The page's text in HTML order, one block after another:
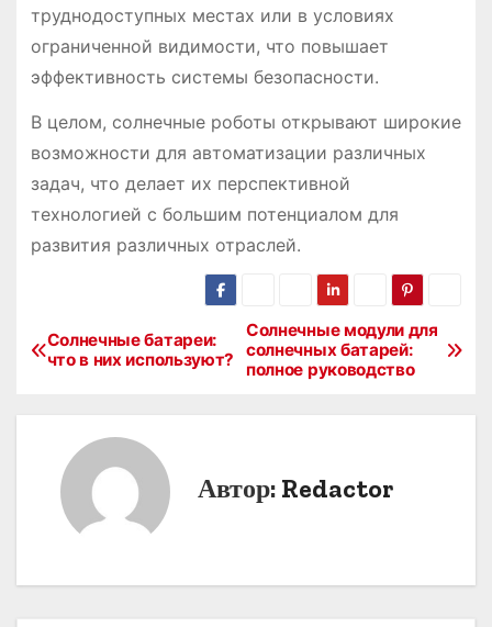
труднодоступных местах или в условиях
ограниченной видимости, что повышает
эффективность системы безопасности.
В целом, солнечные роботы открывают широкие
возможности для автоматизации различных
задач, что делает их перспективной
технологией с большим потенциалом для
развития различных отраслей.
Н
Солнечные модули для
солнечных батарей:
полное руководство
Солнечные батареи:
что в них используют?
Автор: Redactor